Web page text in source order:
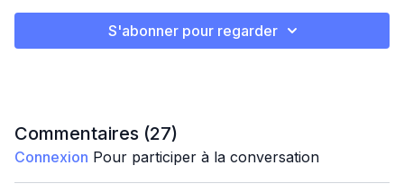
Comme d'habitude, ce pilates devrait te faire sortir quelques
Squat side crunch
Close lunge kick back to pulses (d)
S'abonner pour regarder
Commentaires (27)
Connexion Pour participer à la conversation